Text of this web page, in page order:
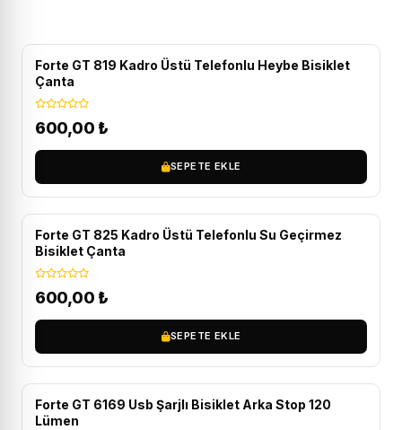
Forte GT 819 Kadro Üstü Telefonlu Heybe Bisiklet
Çanta
600,00 ₺
SEPETE EKLE
Forte GT 825 Kadro Üstü Telefonlu Su Geçirmez
Bisiklet Çanta
600,00 ₺
SEPETE EKLE
Forte GT 6169 Usb Şarjlı Bisiklet Arka Stop 120
Lümen